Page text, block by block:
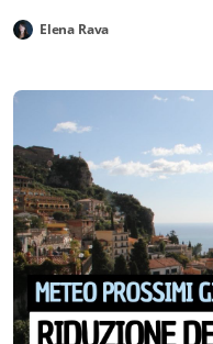
Elena Rava